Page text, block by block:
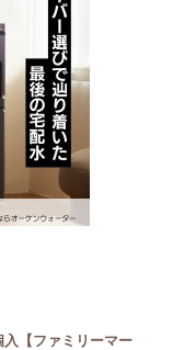
【ファミリーマー